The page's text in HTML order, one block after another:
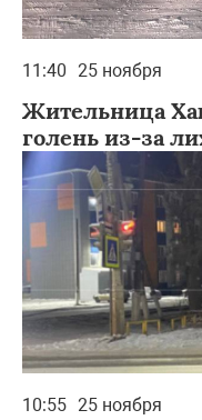
11:40 25 ноября
Жительница
голень из-за
10:55 25 ноября